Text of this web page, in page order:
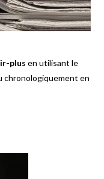
plus en utilisant le
chronologiquement en